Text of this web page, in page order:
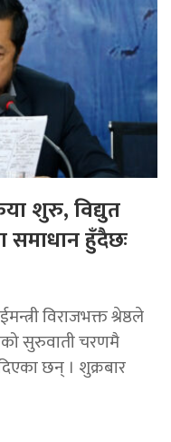
शुरु, विद्युत
समाधान हुँदैछः
विराजभक्त श्रेष्ठले
सुरुवाती चरणमै
छन् । शुक्रबार